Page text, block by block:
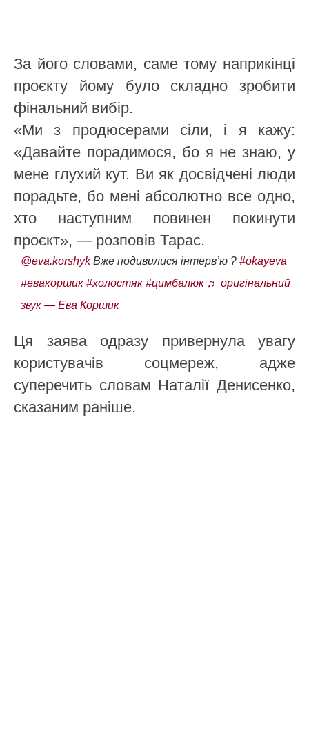
За його словами, саме тому наприкінці
проєкту йому було складно зробити
фінальний вибір.
«Ми з продюсерами сіли, і я кажу:
«Давайте порадимося, бо я не знаю, у
мене глухий кут. Ви як досвідчені люди
порадьте, бо мені абсолютно все одно,
хто наступним повинен покинути
проєкт», — розповів Тарас.
@eva.korshykВже подивилися інтервʼю ? #okayeva
#евакоршик #холостяк #цимбалюк ♬ оригінальний
звук — Ева Коршик
Ця заява одразу привернула увагу
користувачів соцмереж, адже
суперечить словам Наталії Денисенко,
сказаним раніше.